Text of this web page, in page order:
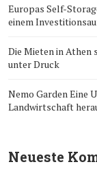
Europas Self-
einem
Die Mieten in Athen
unter Druck
Nemo Garden Eine
Landwirtschaft
Neueste